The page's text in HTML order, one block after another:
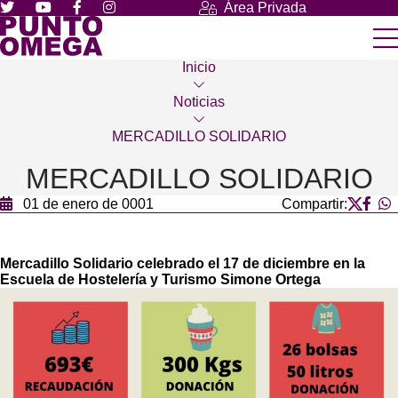
Área Privada
Inicio
Noticias
MERCADILLO SOLIDARIO
MERCADILLO SOLIDARIO
01 de enero de 0001 Compartir:
Mercadillo Solidario celebrado el 17 de diciembre en la
Escuela de Hostelería y Turismo Simone Ortega